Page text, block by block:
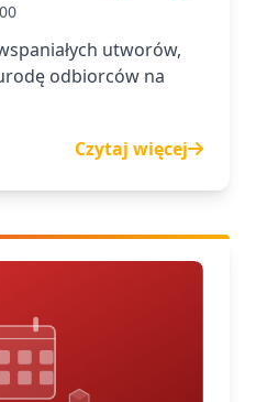
utworów,
odbiorców na
Czytaj więcej